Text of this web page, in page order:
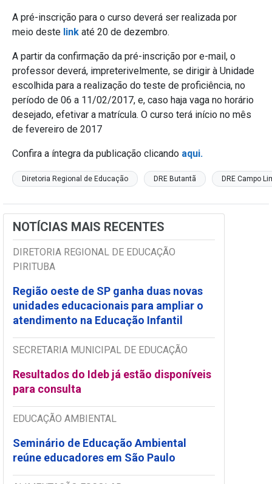
A pré-inscrição para o curso deverá ser realizada por
meio deste link até 20 de dezembro.
A partir da confirmação da pré-inscrição por e-mail, o
professor deverá, impreterivelmente, se dirigir à Unidade
escolhida para a realização do teste de proficiência, no
período de 06 a 11/02/2017, e, caso haja vaga no horário
desejado, efetivar a matrícula. O curso terá início no mês
de fevereiro de 2017
Confira a íntegra da publicação clicando aqui.
Diretoria Regional de Educação DRE Butantã DRE Campo
NOTÍCIAS MAIS RECENTES
DIRETORIA REGIONAL DE EDUCAÇÃO
PIRITUBA
Região oeste de SP ganha duas novas
unidades educacionais para ampliar o
atendimento na Educação Infantil
SECRETARIA MUNICIPAL DE EDUCAÇÃO
Resultados do Ideb já estão disponíveis
para consulta
EDUCAÇÃO AMBIENTAL
Seminário de Educação Ambiental
reúne educadores em São Paulo